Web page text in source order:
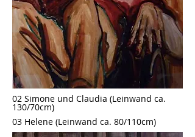
02 Simone und Claudia (Leinwand ca.
130/70cm)
03 Helene (Leinwand ca. 80/110cm)